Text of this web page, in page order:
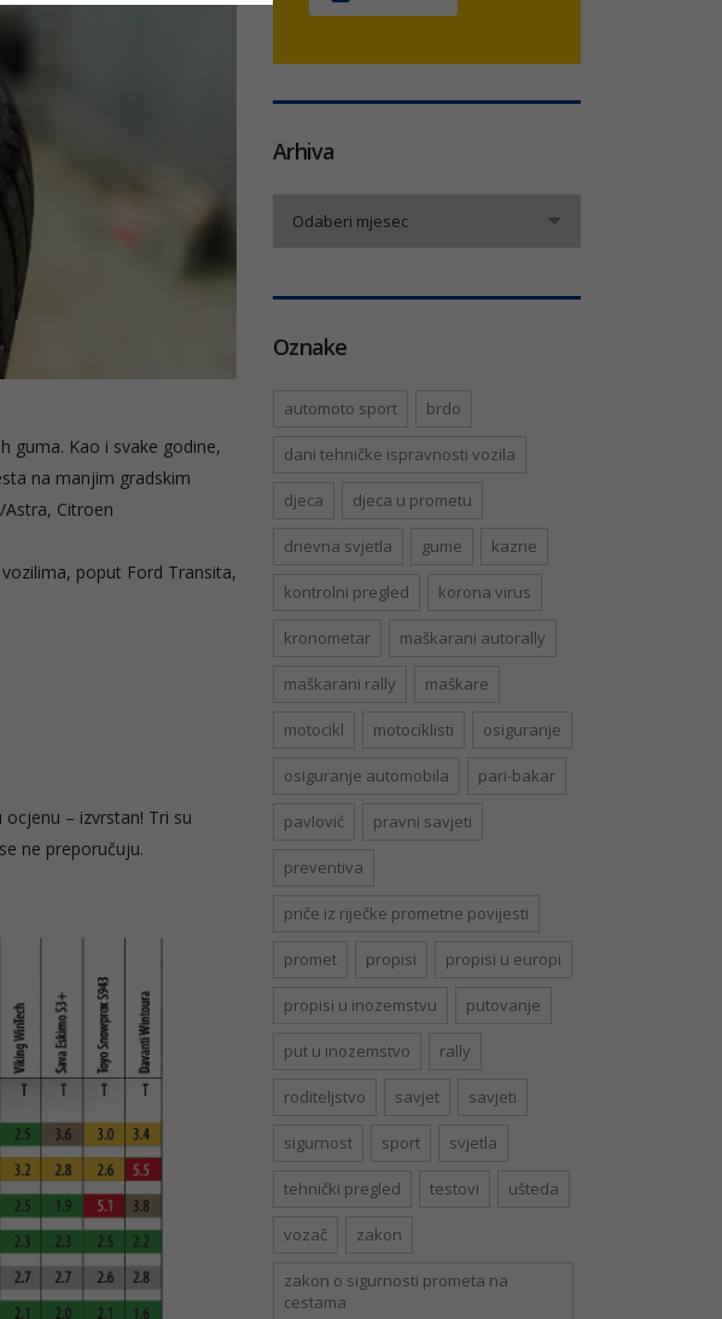
guma. Kao i svake godine,
na manjim gradskim
Citroen
, poput Ford Transita,
ocjenu – izvrstan! Tri su
ne preporučuju.
Arhiva
Odaberi mjesec
Oznake
automoto sport brdo
dani tehničke ispravnosti vozila
djeca djeca u prometu
dnevna svjetla gume kazne
kontrolni pregled korona virus
kronometar maškarani autorally
maškarani rally maškare
motocikl motociklisti osiguranje
osiguranje automobila pari-bakar
pavlović pravni savjeti
preventiva
priče iz riječke prometne povijesti
promet propisi propisi u europi
propisi u inozemstvu putovanje
put u inozemstvo rally
roditeljstvo savjet savjeti
sigurnost sport svjetla
tehnički pregled testovi ušteda
vozač zakon
zakon o sigurnosti prometa na
cestama